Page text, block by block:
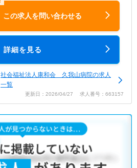
この求人を問い合わせる
詳細を見る
社会福祉法人康和会 久我山病院の求人
一覧
更新日：2026/04/27 求人番号：663157